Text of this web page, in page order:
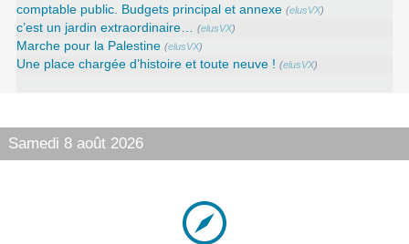
comptable public. Budgets principal et annexe (elusVX)
c’est un jardin extraordinaire… (elusVX)
Marche pour la Palestine (elusVX)
Une place chargée d’histoire et toute neuve ! (elusVX)
Samedi 8 août 2026